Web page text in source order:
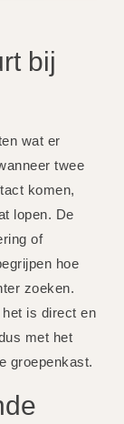
bij
wat er
twee
komen,
lopen. De
of
hoe
zoeken.
is direct en
met het
groepenkast.